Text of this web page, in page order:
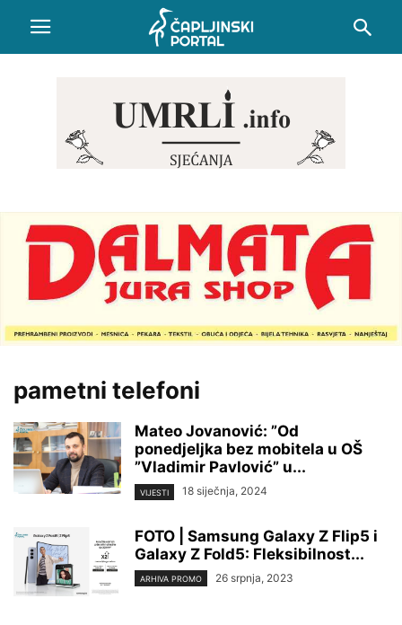
pametni telefoni
Mateo Jovanović: ”Od
ponedjeljka bez mobitela u OŠ
”Vladimir Pavlović” u...
VIJESTI 18 siječnja, 2024
FOTO | Samsung Galaxy Z Flip5 i
Galaxy Z Fold5: Fleksibilnost...
ARHIVA PROMO 26 srpnja, 2023